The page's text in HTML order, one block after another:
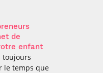
de
enfant
toujours
le temps que